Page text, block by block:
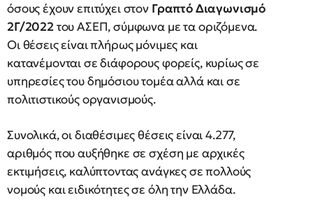
όσους έχουν επιτύχει στον Γραπτό Διαγωνισμό
2Γ/2022του ΑΣΕΠ, σύμφωνα με τα οριζόμενα.
Οι θέσεις είναι πλήρως μόνιμες και
κατανέμονται σε διάφορους φορείς, κυρίως σε
υπηρεσίες του δημόσιου τομέα αλλά και σε
πολιτιστικούς οργανισμούς.
Συνολικά, οι διαθέσιμες θέσεις είναι 4.277,
αριθμός που αυξήθηκε σε σχέση με αρχικές
εκτιμήσεις, καλύπτοντας ανάγκες σε πολλούς
νομούς και ειδικότητες σε όλη την Ελλάδα.